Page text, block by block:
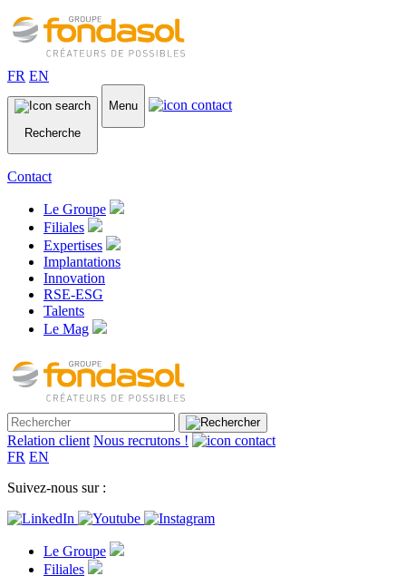
FR EN
Recherche
Menu
Contact
Le Groupe
Filiales
Expertises
Implantations
Innovation
RSE-ESG
Talents
Le Mag
Relation client Nous recrutons !
FR EN
Suivez-nous sur :
Le Groupe
Filiales